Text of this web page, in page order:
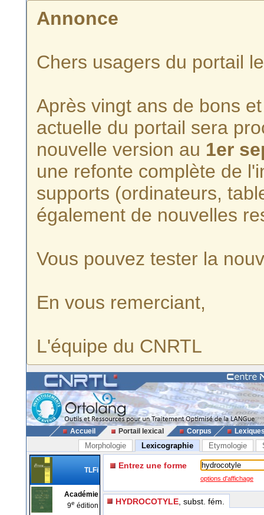
Annonce
Chers usagers du portail
Après vingt ans de bons
actuelle du portail sera
nouvelle version au 1er
une refonte complète de
supports (ordinateurs,
également de nouvelles
Vous pouvez tester la
En vous remerciant,
L'équipe du CNRTL
Accueil Portail lexical Corpus
Morphologie Lexicographie Etymologie
TLFi
Académie
9e édition
Entrez une forme
options d'affichage
HYDROCOTYLE , subst. fém.